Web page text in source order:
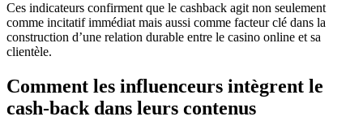
Ces indicateurs confirment que le cashback agit non seulement
comme incitatif immédiat mais aussi comme facteur clé dans la
construction d’une relation durable entre le casino online et sa
clientèle.
Comment les influenceurs intègrent le
cash‑back dans leurs contenus